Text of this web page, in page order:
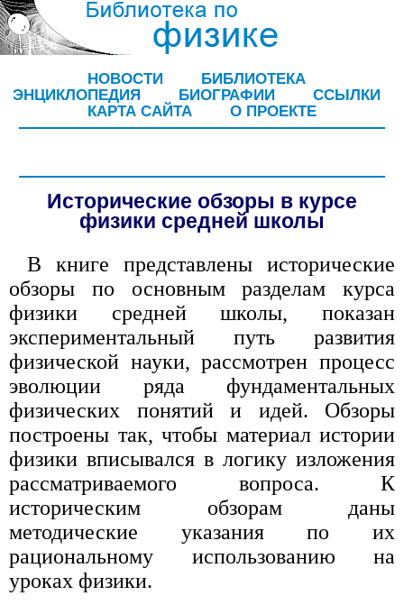
НОВОСТИ
БИБЛИОТЕКА
ЭНЦИКЛОПЕДИЯ
БИОГРАФИИ
ССЫЛКИ
КАРТА САЙТА
О ПРОЕКТЕ
Исторические обзоры в курсе
физики средней школы
В книге представлены исторические
обзоры по основным разделам курса
физики средней школы, показан
экспериментальный путь развития
физической науки, рассмотрен процесс
эволюции ряда фундаментальных
физических понятий и идей. Обзоры
построены так, чтобы материал истории
физики вписывался в логику изложения
рассматриваемого вопроса. К
историческим обзорам даны
методические указания по их
рациональному использованию на
уроках физики.